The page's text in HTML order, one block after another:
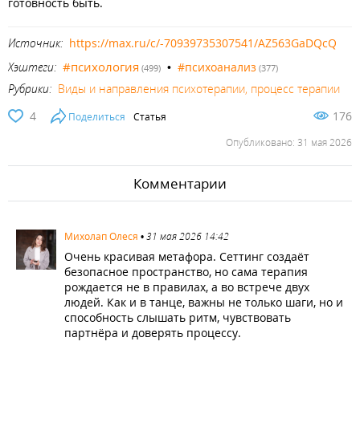
Источник: https://max.ru/c/-70939735307541/AZ563GaDQcQ
Хэштеги: #психология (499) • #психоанализ (377)
Рубрики: Виды и направления психотерапии, процесс терапии
4
Поделиться Статья 176
Опубликовано: 31 мая 2026
Комментарии
3171 Михолап Олеся •31 мая 2026 14:42
Очень красивая метафора. Сеттинг создаёт
безопасное пространство, но сама терапия
рождается не в правилах, а во встрече двух
людей. Как и в танце, важны не только шаги, но и
способность слышать ритм, чувствовать
партнёра и доверять процессу.